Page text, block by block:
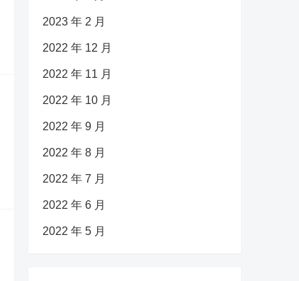
2023 年 2 月
2022 年 12 月
2022 年 11 月
2022 年 10 月
2022 年 9 月
2022 年 8 月
2022 年 7 月
2022 年 6 月
2022 年 5 月